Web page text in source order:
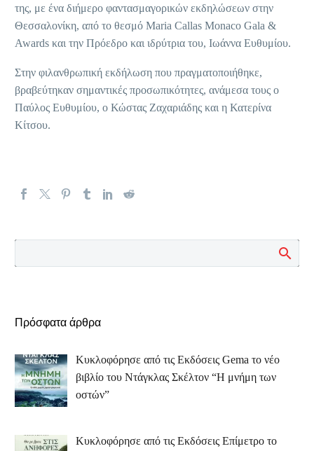
της, με ένα διήμερο φαντασμαγορικών εκδηλώσεων στην
Θεσσαλονίκη, από το θεσμό Maria Callas Monaco Gala &
Awards και την Πρόεδρο και ιδρύτρια του, Ιωάννα Ευθυμίου.
Στην φιλανθρωπική εκδήλωση που πραγματοποιήθηκε,
βραβεύτηκαν σημαντικές προσωπικότητες, ανάμεσα τους ο
Παύλος Ευθυμίου, ο Κώστας Ζαχαριάδης και η Κατερίνα
Κίτσου.
Πρόσφατα άρθρα
Κυκλοφόρησε από τις Εκδόσεις Gema το νέο
βιβλίο του Ντάγκλας Σκέλτον “Η μνήμη των
οστών”
Κυκλοφόρησε από τις Εκδόσεις Επίμετρο το